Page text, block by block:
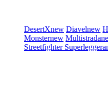
DesertXnew Diavelnew
Monsternew Multistrada
Streetfighter Superleggera